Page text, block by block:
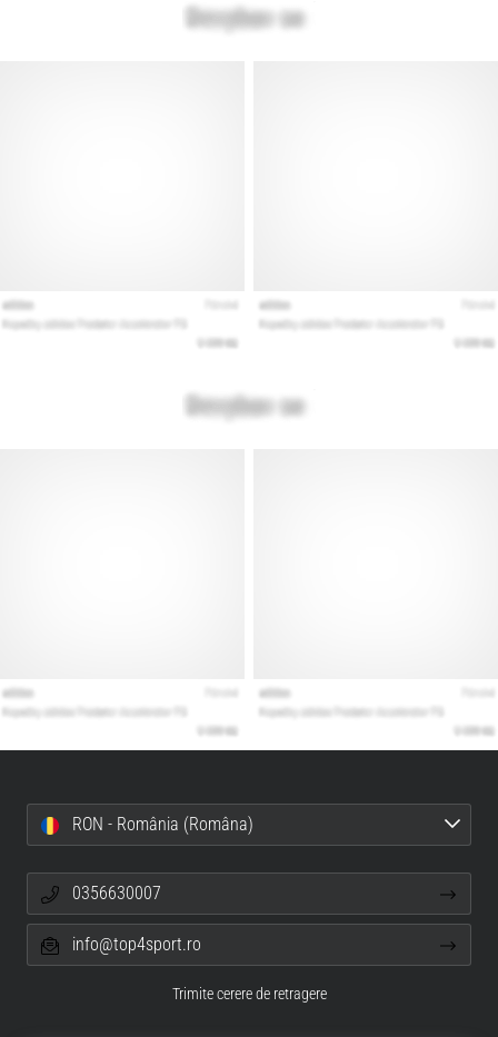
RON - România (Româna)
0356630007
info@top4sport.ro
Trimite cerere de retragere